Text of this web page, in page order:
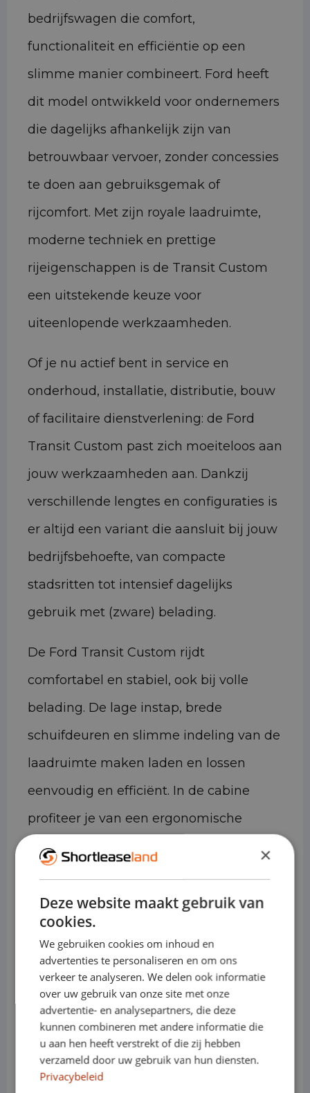
bedrijfswagen die comfort,
functionaliteit en efficiëntie op een
slimme manier combineert. Ford heeft
dit model ontwikkeld voor ondernemers
die dagelijks afhankelijk zijn van
betrouwbaar vervoer, zonder concessies
te doen aan gebruiksgemak of
rijcomfort. Met zijn royale laadruimte,
moderne techniek en prettige
rijeigenschappen is de Transit Custom
een uitstekende keuze voor
uiteenlopende werkzaamheden.
Of je nu actief bent in service en
onderhoud, installatie, distributie, bouw
of facilitaire dienstverlening: de Ford
Transit Custom past zich moeiteloos aan
jouw werkzaamheden aan. Dankzij
verschillende lengtes en configuraties is
er altijd een variant die aansluit bij jouw
bedrijfsbehoefte, van compacte
stadsritten tot intensief dagelijks
gebruik met (zware) belading.
De Ford Transit Custom rijdt
comfortabel en stabiel, ook bij volle
belading. De lage instap, brede
schuifdeuren en slimme indeling van de
laadruimte maken laden en lossen
eenvoudig en efficiënt. In de cabine
profiteer je van een ergonomische
zitpositie, goede geluidsisolatie en
lange werkdagen aangenaam blijven.
Dankzij zijn overzichtelijke formaat en
goede wendbaarheid is de Ford Transit
Custom zeer geschikt voor stedelijk
gebruik, terwijl hij op de snelweg rust en
zekerheid biedt. Bij Shortleaseland staat
de Ford Transit Custom direct uit
×
Deze website maakt gebruik van
cookies.
We gebruiken cookies om inhoud en
advertenties te personaliseren en om ons
verkeer te analyseren. We delen ook informatie
over uw gebruik van onze site met onze
advertentie- en analysepartners, die deze
kunnen combineren met andere informatie die
u aan hen heeft verstrekt of die zij hebben
verzameld door uw gebruik van hun diensten.
Privacybeleid